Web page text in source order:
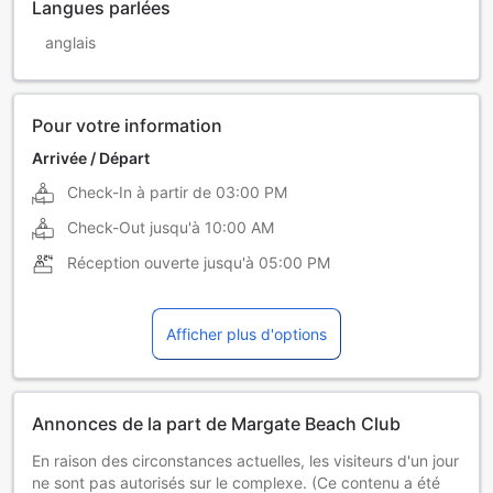
Langues parlées
anglais
Pour votre information
Arrivée / Départ
Check-In à partir de 03:00 PM
Check-Out jusqu'à 10:00 AM
Réception ouverte jusqu'à 05:00 PM
Afficher plus d'options
Annonces de la part de Margate Beach Club
En raison des circonstances actuelles, les visiteurs d'un jour
ne sont pas autorisés sur le complexe. (Ce contenu a été